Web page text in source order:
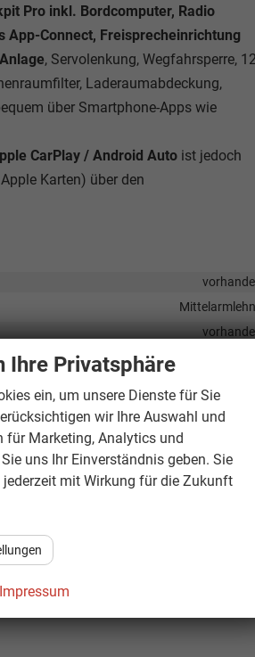
Pro inkl. Bordcomputer, Radio
App-Connect, Freisprecheinrichtung
, Servolenkung, Wegfahrsperre,
Laderaumabdeckung,
über Smartphone-Apps wie
CarPlay / Android Auto ist jedoch
Karten) über den
Klimaanlage hinten, 3-Zonen-
mit Lenkradheizung, mit
Isofix Beifahrersitz,
Höhenverstellbarer Fahrer- und
Ihre Privatsphäre
ein, um unsere Dienste für Sie
wir Ihre Auswahl und
für Marketing, Analytics und
uns Ihr Einverständnis geben. Sie
mit Wirkung für die Zukunft
Impressum